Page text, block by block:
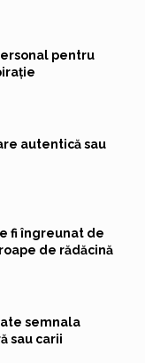
pentru
autentică sau
fi îngreunat de
de rădăcină
semnala
sau carii